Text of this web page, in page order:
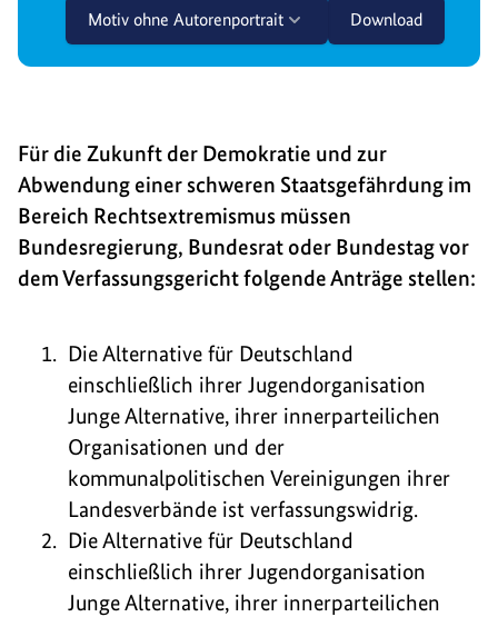
Motiv ohne Autorenportrait Download
Für die Zukunft der Demokratie und zur
Abwendung einer schweren Staatsgefährdung im
Bereich Rechtsextremismus müssen
Bundesregierung, Bundesrat oder Bundestag vor
dem Verfassungsgericht folgende Anträge stellen:
Die Alternative für Deutschland
einschließlich ihrer Jugendorganisation
Junge Alternative, ihrer innerparteilichen
Organisationen und der
kommunalpolitischen Vereinigungen ihrer
Landesverbände ist verfassungswidrig.
Die Alternative für Deutschland
einschließlich ihrer Jugendorganisation
Junge Alternative, ihrer innerparteilichen